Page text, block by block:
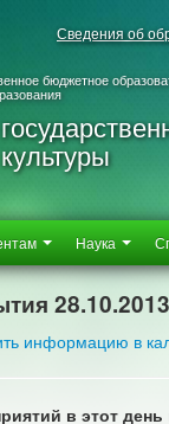
Сведения об
бюджетное
Наука
28.10.2013
информацию в
в этот день